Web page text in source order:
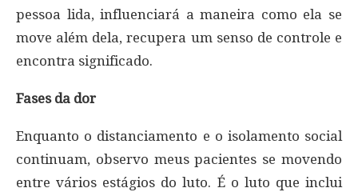
pessoa lida, influenciará a maneira como ela se
move além dela, recupera um senso de controle e
encontra significado.
Fases da dor
Enquanto o distanciamento e o isolamento social
continuam, observo meus pacientes se movendo
entre vários estágios do luto. É o luto que inclui